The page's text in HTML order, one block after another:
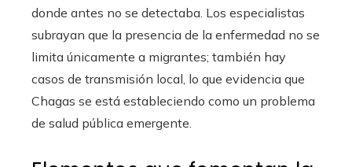
donde antes no se detectaba. Los especialistas
subrayan que la presencia de la enfermedad no se
limita únicamente a migrantes; también hay
casos de transmisión local, lo que evidencia que
Chagas se está estableciendo como un problema
de salud pública emergente.